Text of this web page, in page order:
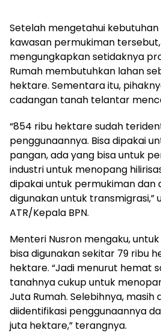
Setelah mengetahui
kawasan permukiman
mengungkapkan setidaknya
Rumah membutuhkan lahan
hektare. Sementara itu,
cadangan tanah telantar
“854 ribu hektare sudah
penggunaannya. Bisa dipakai
pangan, ada yang bisa untuk
industri untuk menopang
dipakai untuk permukiman dan
digunakan untuk transmigrasi,”
ATR/Kepala BPN.
Menteri Nusron mengaku,
bisa digunakan sekitar 79 ribu
hektare. “Jadi menurut hemat
tanahnya cukup untuk
Juta Rumah. Selebihnya,
diidentifikasi penggunaannya
juta hektare,” terangnya.